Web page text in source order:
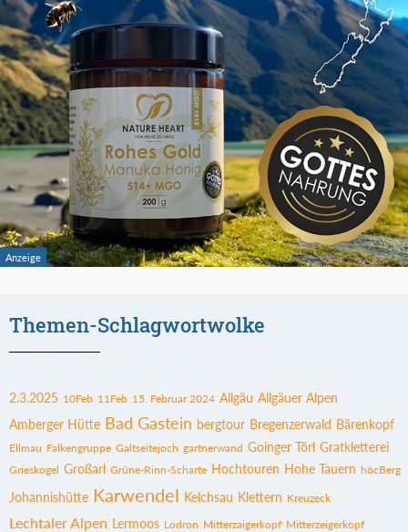
Themen-Schlagwortwolke
2.3.2025 10Feb 11Feb 15. Februar 2024 Allgäu Allgäuer Alpen
Amberger Hütte Bad Gastein bergtour Bregenzerwald Bärenkopf
Ellmau Falkengruppe Galtseitejoch gartnerwand Goinger Törl Gratkletterei
Grieskogel Großarl Grüne-Rinn-Scharte Hochtouren Hohe Tauern höcBerg
Johannishütte Karwendel Kelchsau Klettern Kreuzeck
Lechtaler Alpen Lermoos Lodron Mitterzaigerkopf Mitterzeigerkopf